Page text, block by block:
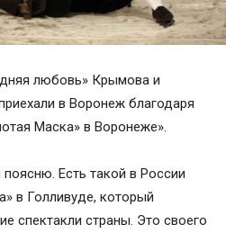
любовь» Крымова и
в Воронеж благодаря
Маска» в Воронеже».
Есть такой в России
в Голливуде, который
спектакли страны. Это своего